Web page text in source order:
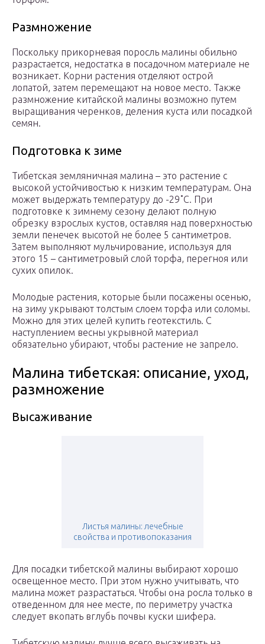
Размножение
Поскольку прикорневая поросль малины обильно
разрастается, недостатка в посадочном материале не
возникает. Корни растения отделяют острой
лопатой, затем перемещают на новое место. Также
размножение китайской малины возможно путем
выращивания черенков, деления куста или посадкой
семян.
Подготовка к зиме
Тибетская земляничная малина – это растение с
высокой устойчивостью к низким температурам. Она
может выдержать температуру до -29˚С. При
подготовке к зимнему сезону делают полную
обрезку взрослых кустов, оставляя над поверхностью
земли пенечек высотой не более 5 сантиметров.
Затем выполняют мульчирование, используя для
этого 15 – сантиметровый слой торфа, перегноя или
сухих опилок.
Молодые растения, которые были посажены осенью,
на зиму укрывают толстым слоем торфа или соломы.
Можно для этих целей купить геотекстиль. С
наступлением весны укрывной материал
обязательно убирают, чтобы растение не запрело.
Малина тибетская: описание, уход,
размножение
Высаживание
Листья малины: лечебные
свойства и противопоказания
Для посадки тибетской малины выбирают хорошо
освещенное место. При этом нужно учитывать, что
малина может разрастаться. Чтобы она росла только в
отведенном для нее месте, по периметру участка
следует вкопать вглубь почвы куски шифера.